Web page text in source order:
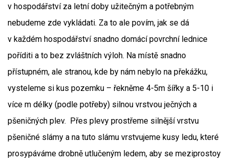
v hospodářství za letní doby užitečným a potřebným
nebudeme zde vykládati. Za to ale povím, jak se dá
v každém hospodářství snadno domácí povrchní lednice
poříditi a to bez zvláštních výloh. Na místě snadno
přístupném, ale stranou, kde by nám nebylo na překážku,
vysteleme si kus pozemku – řekněme 4-5m šířky a 5-10 i
více m délky (podle potřeby) silnou vrstvou ječných a
pšeničných plev. Přes plevy prostřeme silnější vrstvu
pšeničné slámy a na tuto slámu vrstvujeme kusy ledu, které
prosypáváme drobně utlučeným ledem, aby se meziprostoy